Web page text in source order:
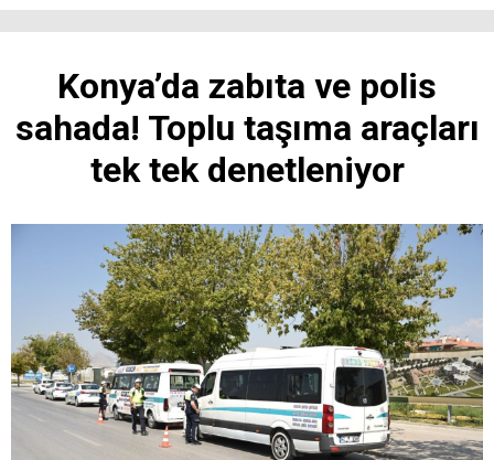
Konya’da zabıta ve polis
sahada! Toplu taşıma araçları
tek tek denetleniyor